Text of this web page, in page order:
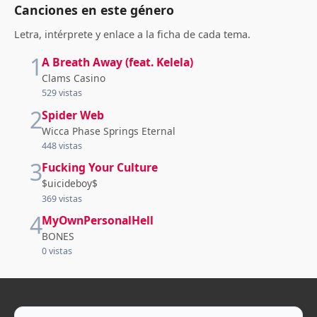
Canciones en este género
Letra, intérprete y enlace a la ficha de cada tema.
1A Breath Away (feat. Kelela)
Clams Casino
529 vistas
2Spider Web
Wicca Phase Springs Eternal
448 vistas
3Fucking Your Culture
$uicideboy$
369 vistas
4MyOwnPersonalHell
BONES
0 vistas